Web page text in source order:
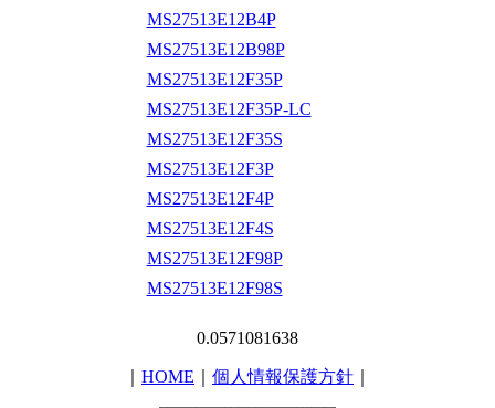
MS27513E12B4P
MS27513E12B98P
MS27513E12F35P
MS27513E12F35P-LC
MS27513E12F35S
MS27513E12F3P
MS27513E12F4P
MS27513E12F4S
MS27513E12F98P
MS27513E12F98S
0.0571081638
HOME 個人情報保護方針